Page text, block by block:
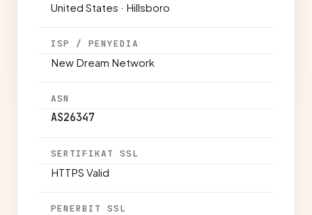
United States · Hillsboro
ISP / PENYEDIA
New Dream Network
ASN
AS26347
SERTIFIKAT SSL
HTTPS Valid
PENERBIT SSL